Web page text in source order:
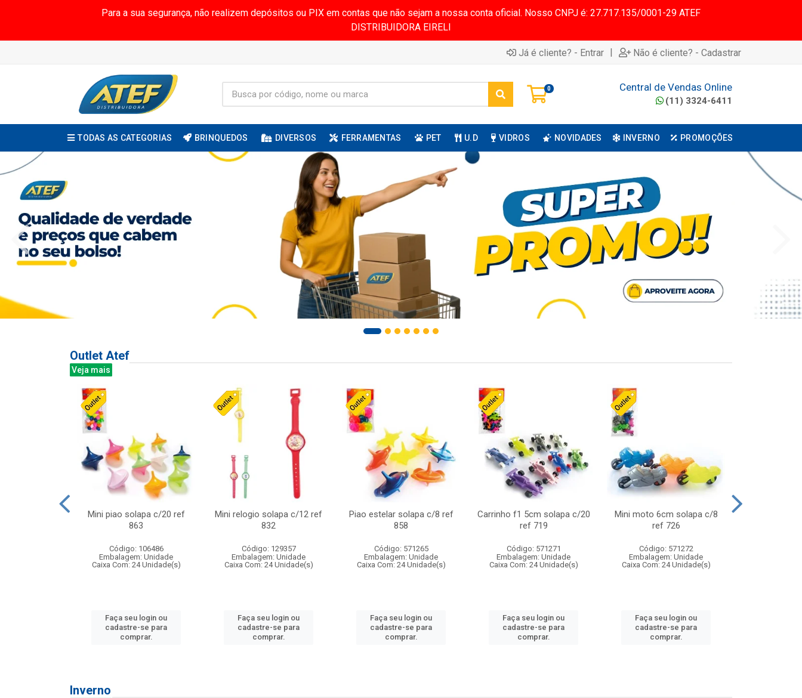
Para a sua segurança, não realizem depósitos ou PIX em contas que não sejam a nossa conta oficial. Nosso CNPJ é: 27.717.135/0001-29 ATEF
DISTRIBUIDORA EIRELI
Já é cliente? - Entrar | Não é cliente? - Cadastrar
0 Central de Vendas Online
(11) 3324-6411
TODAS AS CATEGORIAS BRINQUEDOS DIVERSOS FERRAMENTAS PET U.D VIDROS NOVIDADES INVERNO PROMOÇÕES
Outlet Atef
Veja mais
Mini piao solapa c/20 ref
863
Código: 106486
Embalagem: Unidade
Caixa Com: 24 Unidade(s)
Faça seu login ou
cadastre-se para
comprar.
Mini relogio solapa c/12 ref
832
Código: 129357
Embalagem: Unidade
Caixa Com: 24 Unidade(s)
Faça seu login ou
cadastre-se para
comprar.
Piao estelar solapa c/8 ref
858
Código: 571265
Embalagem: Unidade
Caixa Com: 24 Unidade(s)
Faça seu login ou
cadastre-se para
comprar.
Carrinho f1 5cm solapa c/20
ref 719
Código: 571271
Embalagem: Unidade
Caixa Com: 24 Unidade(s)
Faça seu login ou
cadastre-se para
comprar.
Mini moto 6cm solapa c/8
ref 726
Código: 571272
Embalagem: Unidade
Caixa Com: 24 Unidade(s)
Faça seu login ou
cadastre-se para
comprar.
Inverno